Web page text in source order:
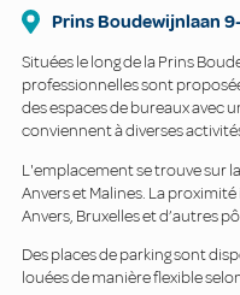
Prins Boudewijnlaan
Situées le long de la Prins
professionnelles sont
des espaces de bureaux avec
conviennent à diverses
L'emplacement se trouve sur
Anvers et Malines. La
Anvers, Bruxelles et d’autres
Des places de parking sont
louées de manière flexible